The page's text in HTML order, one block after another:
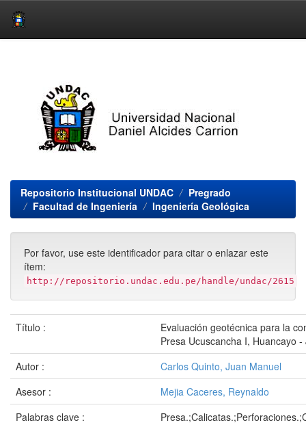
Repositorio Institucional UNDAC
Pregrado
Facultad de Ingeniería
Ingeniería Geológica
Por favor, use este identificador para citar o enlazar este
ítem:
http://repositorio.undac.edu.pe/handle/undac/2615
Título :
Evaluación geotécnica para la
Presa Ucuscancha I, Huancayo -
Autor :
Carlos Quinto, Juan Manuel
Asesor :
Mejia Caceres, Reynaldo
Palabras clave :